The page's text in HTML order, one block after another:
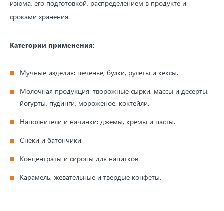
изюма, его подготовкой, распределением в продукте и
сроками хранения.
Категории применения:
Мучные изделия: печенье, булки, рулеты и кексы.
Молочная продукция: творожные сырки, массы и десерты,
йогурты, пудинги, мороженое, коктейли.
Наполнители и начинки: джемы, кремы и пасты.
Снеки и батончики.
Концентраты и сиропы для напитков.
Карамель, жевательные и твердые конфеты.